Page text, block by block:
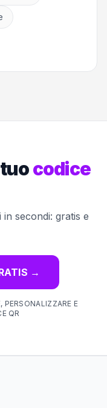
codice
secondi: gratis e
→
PERSONALIZZARE E
QR